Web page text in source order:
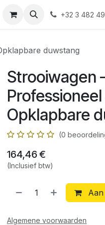
+32 3 482
duwstang
Strooiwagen
Opklapbare
(0
164,46 €
(Inclusief btw)
Algemene voorwaarden